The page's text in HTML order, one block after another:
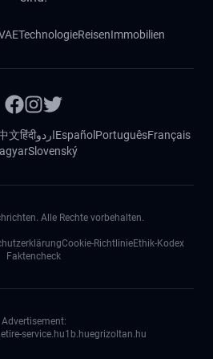
TechnologieReisenImmobilien
文हिंदीاردوEspañol PortuguêsFrançais
Slovenský
Alle Rechte vorbehalten.
Cookie-RichtlinieEthik-Kodex
Faktencheck
Advertisement:
tire-service.hu1b.huegrizoltan.hu